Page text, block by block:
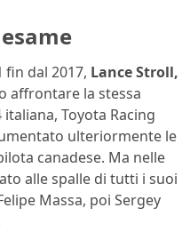
fin dal 2017, LanceStroll,
affrontare la stessa
Toyota Racing
ulteriormente le
canadese. Ma nelle
alle spalle di tutti i suoi
Massa, poi Sergey